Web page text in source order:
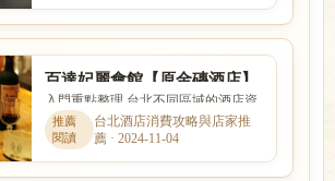
百達妃麗會館【原金磚酒店】
林森北路禮服酒店首選
入門重點整理 台北不同區域的酒店資
訊差異明顯，本文整理「百達妃麗會
館【原金磚酒店】林森北路...
台北酒店消費攻略與店家推
薦 · 2024-11-04